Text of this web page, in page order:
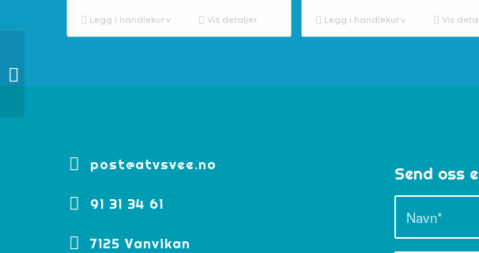
Legg i handlekurv Vis detaljer Legg i handlekurv Vis
post@atvsvee.no
91 31 34 61
7125 Vanvikan
Send oss